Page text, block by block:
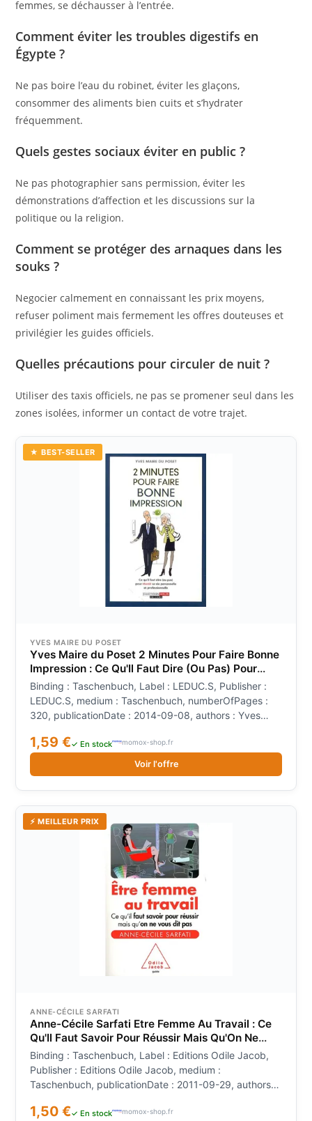
femmes, se déchausser à l’entrée.
Comment éviter les troubles digestifs en
Égypte ?
Ne pas boire l’eau du robinet, éviter les glaçons,
consommer des aliments bien cuits et s’hydrater
fréquemment.
Quels gestes sociaux éviter en public ?
Ne pas photographier sans permission, éviter les
démonstrations d’affection et les discussions sur la
politique ou la religion.
Comment se protéger des arnaques dans les
souks ?
Negocier calmement en connaissant les prix moyens,
refuser poliment mais fermement les offres douteuses et
privilégier les guides officiels.
Quelles précautions pour circuler de nuit ?
Utiliser des taxis officiels, ne pas se promener seul dans les
zones isolées, informer un contact de votre trajet.
★ BEST-SELLER
YVES MAIRE DU POSET
Yves Maire du Poset 2 Minutes Pour Faire Bonne
Impression : Ce Qu'Il Faut Dire (Ou Pas) Pour
Réussir Sa Vie Personnelle Et Professionnelle
Binding : Taschenbuch, Label : LEDUC.S, Publisher :
LEDUC.S, medium : Taschenbuch, numberOfPages :
320, publicationDate : 2014-09-08, authors : Yves
1,59 €✓ En stock momox-shop.fr
Voir l'offre
⚡ MEILLEUR PRIX
ANNE-CÉCILE SARFATI
Anne-Cécile Sarfati Etre Femme Au Travail : Ce
Qu'Il Faut Savoir Pour Réussir Mais Qu'On Ne
Vous Dit Pas
Binding : Taschenbuch, Label : Editions Odile Jacob,
Publisher : Editions Odile Jacob, medium :
Taschenbuch, publicationDate : 2011-09-29, authors :
ISBN : 2738127118
1,50 €✓ En stock momox-shop.fr